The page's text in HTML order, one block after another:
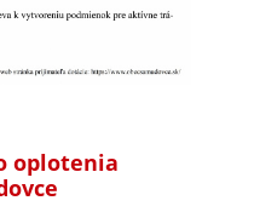
oplotenia